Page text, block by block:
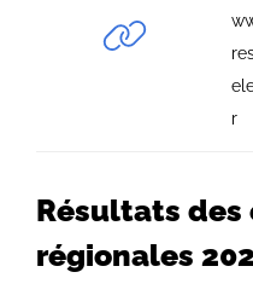
r
Résultats des
régionales